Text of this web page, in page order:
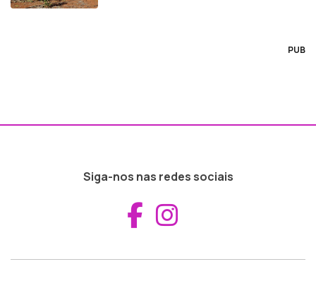
PUB
Siga-nos nas redes sociais
Aceder ao